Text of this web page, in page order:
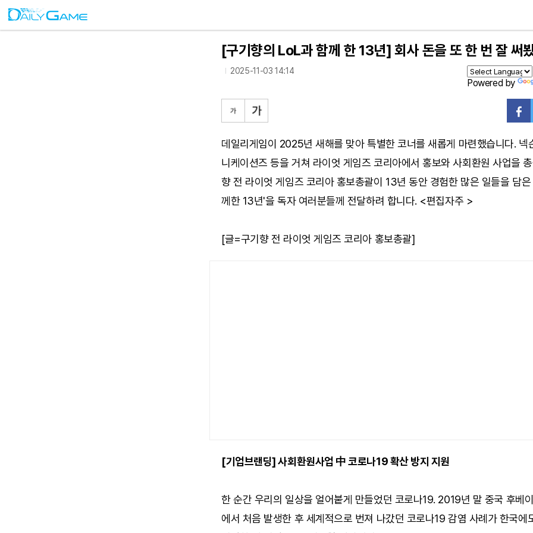
[구기향의 LoL과 함께 한 13년] 회사 돈을 또 한 번 잘 써
2025-11-03 14:14
Powered by
데일리게임이 2025년 새해를 맞아 특별한 코너를 새롭게 마련했습니다. 넥
니케이션즈 등을 거쳐 라이엇 게임즈 코리아에서 홍보와 사회환원 사업을 총
향 전 라이엇 게임즈 코리아 홍보총괄이 13년 동안 경험한 많은 일들을 담
께한 13년'을 독자 여러분들께 전달하려 합니다. <편집자주 >
[글=구기향 전 라이엇 게임즈 코리아 홍보총괄]
[기업브랜딩] 사회환원사업 中 코로나19 확산 방지 지원
한 순간 우리의 일상을 얼어붙게 만들었던 코로나19. 2019년 말 중국 후베
에서 처음 발생한 후 세계적으로 번져 나갔던 코로나19 감염 사례가 한국에